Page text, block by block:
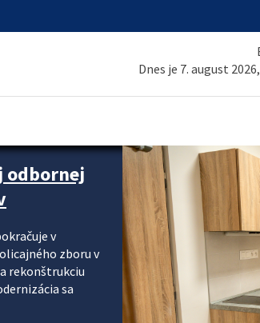
Dnes je 7. august
odbornej
v
zboru v
rekonštrukciu
sa